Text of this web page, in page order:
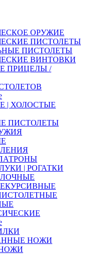
ОРУЖИЕ
ПИСТОЛЕТЫ
ПИСТОЛЕТЫ
ВИНТОВКИ
ПРИЦЕЛЫ /
| ХОЛОСТЫЕ
ПИСТОЛЕТЫ
| РОГАТКИ
НОЖИ